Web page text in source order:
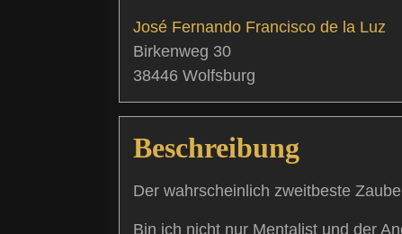
José Fernando Francisco de la Luz
Birkenweg 30
38446 Wolfsburg
Beschreibung
Der wahrscheinlich zweitbeste
Bin ich nicht nur Mentalist und der